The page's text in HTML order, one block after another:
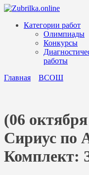
Перейти
содержанию
Категории работ
Олимпиады
Конкурсы
работы
Главная ВСОШ
(06
Сириус по
Комплект: